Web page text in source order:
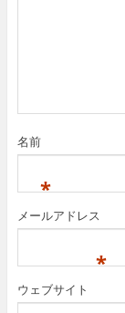
名前
*
メールアドレス
*
ウェブサイト